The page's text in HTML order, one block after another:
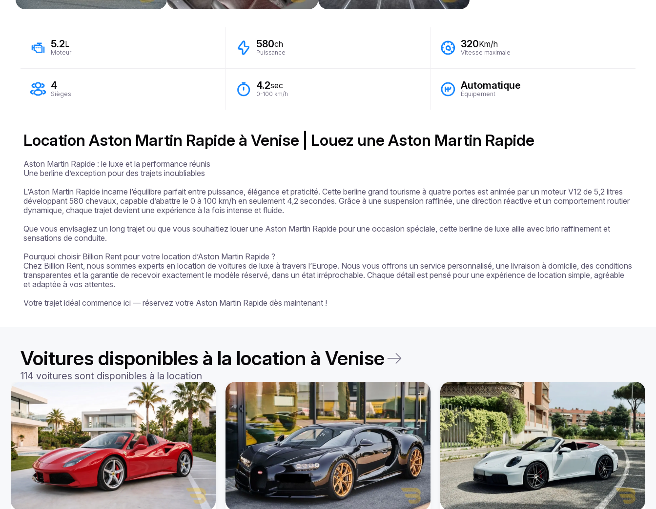
5.2L
Moteur
580ch
Puissance
320Km/h
Vitesse maximale
4
Sièges
4.2sec
0-100 km/h
Automatique
Équipement
Location Aston Martin Rapide à Venise | Louez une Aston Martin Rapide
Aston Martin Rapide : le luxe et la performance réunis
Une berline d’exception pour des trajets inoubliables
L’Aston Martin Rapide incarne l’équilibre parfait entre puissance, élégance et praticité. Cette berline grand tourisme à quatre portes est animée par un moteur V12 de 5,2 litres
développant 580 chevaux, capable d’abattre le 0 à 100 km/h en seulement 4,2 secondes. Grâce à une suspension raffinée, une direction réactive et un comportement routier
dynamique, chaque trajet devient une expérience à la fois intense et fluide.
Que vous envisagiez un long trajet ou que vous souhaitiez louer une Aston Martin Rapide pour une occasion spéciale, cette berline de luxe allie avec brio raffinement et
sensations de conduite.
Pourquoi choisir Billion Rent pour votre location d’Aston Martin Rapide ?
Chez Billion Rent, nous sommes experts en location de voitures de luxe à travers l’Europe. Nous vous offrons un service personnalisé, une livraison à domicile, des conditions
transparentes et la garantie de recevoir exactement le modèle réservé, dans un état irréprochable. Chaque détail est pensé pour une expérience de location simple, agréable
et adaptée à vos attentes.
Votre trajet idéal commence ici — réservez votre Aston Martin Rapide dès maintenant !
Voitures disponibles à la location à Venise
114 voitures sont disponibles à la location
Bugatti
Porsche